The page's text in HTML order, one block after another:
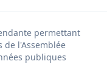
permettant
de l'Assemblée
publiques